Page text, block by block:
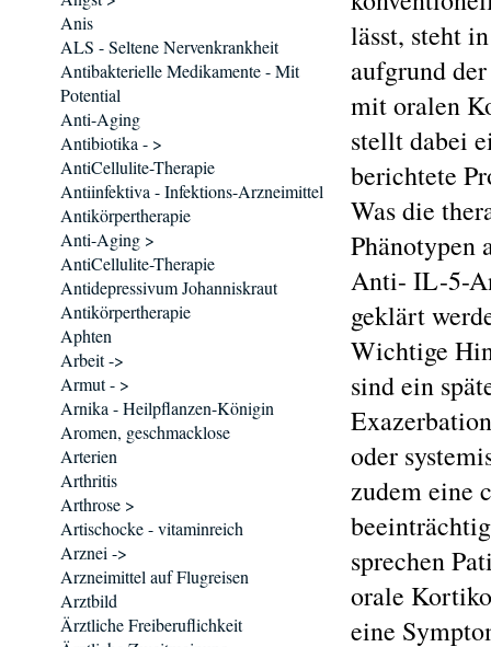
lässt, steht
aufgrund
mit oralen
stellt dabei
berichtete
Was die
Phänotypen
Anti- IL-5-
geklärt
Wichtige
sind ein
oder
zudem eine
sprechen
orale
eine
Anis
ALS - Seltene Nervenkrankheit
Antibakterielle Medikamente - Mit
Potential
Anti-Aging
Antibiotika - >
AntiCellulite-Therapie
Antiinfektiva - Infektions-Arzneimittel
Antikörpertherapie
Anti-Aging >
AntiCellulite-Therapie
Antidepressivum Johanniskraut
Antikörpertherapie
Aphten
Arbeit ->
Armut - >
Arnika - Heilpflanzen-Königin
Aromen, geschmacklose
Arterien
Arthritis
Arthrose >
Artischocke - vitaminreich
Arznei ->
Arzneimittel auf Flugreisen
Arztbild
Ärztliche Freiberuflichkeit